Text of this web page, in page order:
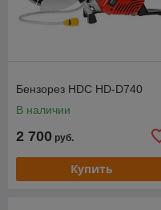
Бензорез HDC HD-D740
В наличии
2 700 руб.
Купить